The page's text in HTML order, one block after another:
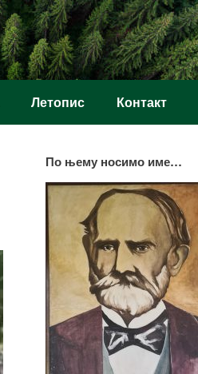
Летопис Контакт
По њему носимо име…